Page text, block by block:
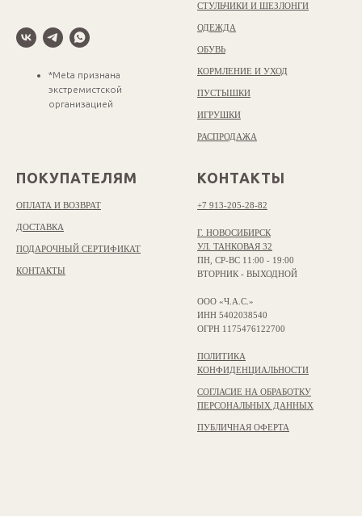
*Meta признана
экстремистской
организацией
СТУЛЬЧИКИ И ШЕЗЛОНГИ
ОДЕЖДА
ОБУВЬ
КОРМЛЕНИЕ И УХОД
ПУСТЫШКИ
ИГРУШКИ
РАСПРОДАЖА
ПОКУПАТЕЛЯМ
ОПЛАТА И ВОЗВРАТ
ДОСТАВКА
ПОДАРОЧНЫЙ СЕРТИФИКАТ
КОНТАКТЫ
КОНТАКТЫ
+7 913-205-28-82
Г. НОВОСИБИРСК
УЛ. ТАНКОВАЯ 32
ПН, СР-ВС 11:00 - 19:00
ВТОРНИК - ВЫХОДНОЙ
ООО «Ч.А.С.»
ИНН 5402038540
ОГРН 1175476122700
ПОЛИТИКА
КОНФИДЕНЦИАЛЬНОСТИ
СОГЛАСИЕ НА ОБРАБОТКУ
ПЕРСОНАЛЬНЫХ ДАННЫХ
ПУБЛИЧНАЯ ОФЕРТА